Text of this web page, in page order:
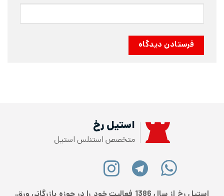
استیل رخ
متخصص استنلس استیل